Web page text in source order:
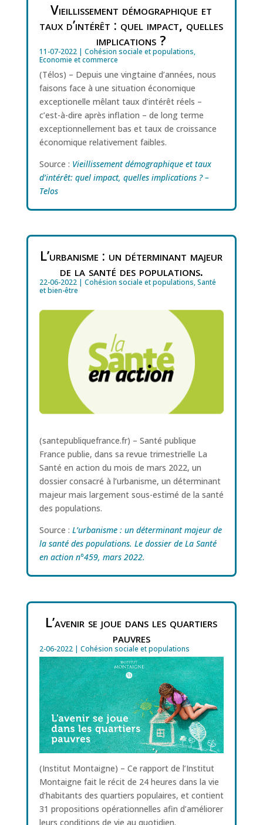
Vieillissement démographique et
taux d’intérêt : quel impact, quelles
implications ?
11-07-2022| Cohésion sociale et populations,
Economie et commerce
(Télos) – Depuis une vingtaine d’années, nous
faisons face à une situation économique
exceptionelle mêlant taux d’intérêt réels –
c’est-à-dire après inflation – de long terme
exceptionnellement bas et taux de croissance
économique relativement faibles.
Source : Vieillissement démographique et taux
d’intérêt: quel impact, quelles implications ? –
Telos
L’urbanisme : un déterminant majeur
de la santé des populations.
22-06-2022| Cohésion sociale et populations,Santé
et bien-être
(santepubliquefrance.fr) – Santé publique
France publie, dans sa revue trimestrielle La
Santé en action du mois de mars 2022, un
dossier consacré à l’urbanisme, un déterminant
majeur mais largement sous-estimé de la santé
des populations.
Source : L’urbanisme : un déterminant majeur de
la santé des populations. Le dossier de La Santé
en action n°459, mars 2022.
L’avenir se joue dans les quartiers
pauvres
2-06-2022| Cohésion sociale et populations
(Institut Montaigne) – Ce rapport de l’Institut
Montaigne fait le récit de 24 heures dans la vie
d’habitants des quartiers populaires, et contient
31 propositions opérationnelles afin d’améliorer
leurs conditions de vie au quotidien.